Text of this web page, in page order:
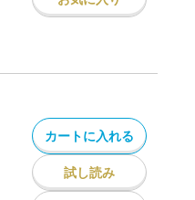
カートに入れる
試し読み